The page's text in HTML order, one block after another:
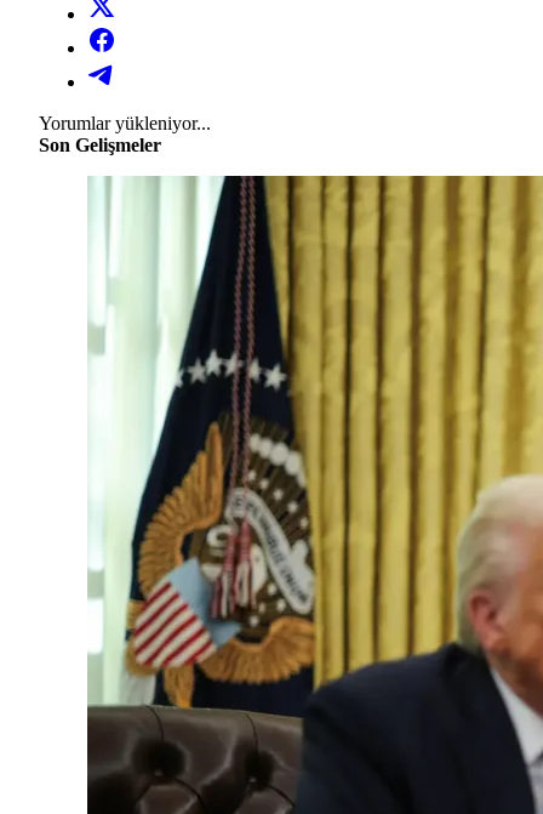
Yorumlar yükleniyor...
Son Gelişmeler